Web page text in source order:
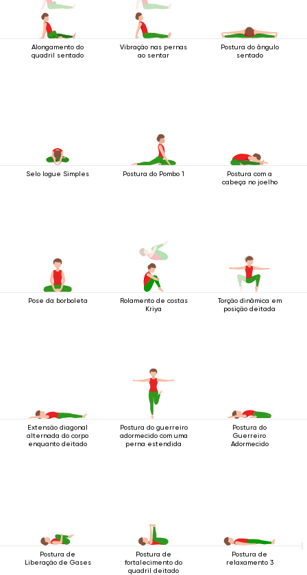
Alongamento do
quadril sentado
Vibração nas pernas
ao sentar
Postura do ângulo
sentado
Selo Iogue Simples Postura do Pombo 1
Postura com a
cabeça no joelho
Pose da borboleta
Rolamento de costas
Kriya
Torção dinâmica em
posição deitada
Extensão diagonal
alternada do corpo
enquanto deitado
Postura do guerreiro
adormecido com uma
perna estendida
Postura do
Guerreiro
Adormecido
Postura de
Liberação de Gases
Postura de
fortalecimento do
quadril deitado
Postura de
relaxamento 3